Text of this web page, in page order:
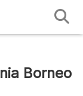
Borneo